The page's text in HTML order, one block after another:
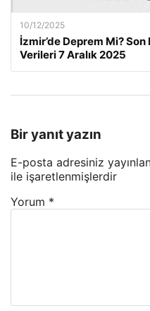
10/12/2025
İzmir’de Deprem Mi?
Verileri 7 Aralık 2025
Bir yanıt yazın
E-posta adresiniz
ile işaretlenmişlerdir
Yorum *